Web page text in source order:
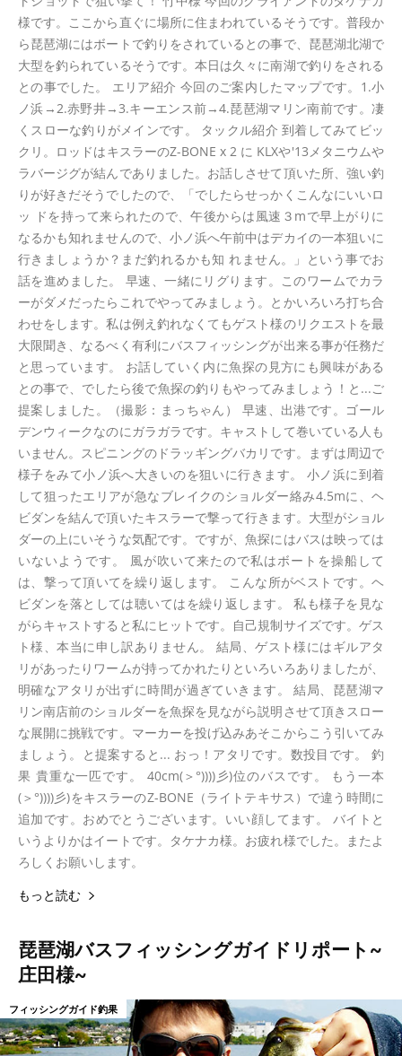
様です。ここから直ぐに場所に住まわれているそうです。普段か
ら琵琶湖にはボートで釣りをされているとの事で、琵琶湖北湖で
大型を釣られているそうです。本日は久々に南湖で釣りをされる
との事でした。 エリア紹介 今回のご案内したマップです。1.小
ノ浜→2.赤野井→3.キーエンス前→4.琵琶湖マリン南前です。凄
くスローな釣りがメインです。 タックル紹介 到着してみてビッ
クリ。ロッドはキスラーのZ-BONE x 2 に KLXや'13メタニウムや
ラバージグが結んでありました。お話しさせて頂いた所、強い釣
りが好きだそうでしたので、「でしたらせっかくこんなにいいロ
ッ ドを持って来られたので、午後からは風速３mで早上がりに
なるかも知れませんので、小ノ浜へ午前中はデカイの一本狙いに
行きましょうか？まだ釣れるかも知 れません。」という事でお
話を進めました。 早速、一緒にリグります。このワームでカラ
ーがダメだったらこれでやってみましょう。とかいろいろ打ち合
わせをします。私は例え釣れなくてもゲスト様のリクエストを最
大限聞き、なるべく有利にバスフィッシングが出来る事が任務だ
と思っています。 お話していく内に魚探の見方にも興味がある
との事で、でしたら後で魚探の釣りもやってみましょう！と...ご
提案しました。（撮影：まっちゃん） 早速、出港です。ゴール
デンウィークなのにガラガラです。キャストして巻いている人も
いません。スピニングのドラッギングバカリです。まずは周辺で
様子をみて小ノ浜へ大きいのを狙いに行きます。 小ノ浜に到着
して狙ったエリアが急なブレイクのショルダー絡み4.5mに、ヘ
ビダンを結んで頂いたキスラーで撃って行きます。大型がショル
ダーの上にいそうな気配です。ですが、魚探にはバスは映っては
いないようです。 風が吹いて来たので私はボートを操船して
は、撃って頂いてを繰り返します。 こんな所がベストです。ヘ
ビダンを落としては聴いてはを繰り返します。 私も様子を見な
がらキャストすると私にヒットです。自己規制サイズです。ゲス
ト様、本当に申し訳ありません。 結局、ゲスト様にはギルアタ
リがあったりワームが持ってかれたりといろいろありましたが、
明確なアタリが出ずに時間が過ぎていきます。 結局、琵琶湖マ
リン南店前のショルダーを魚探を見ながら説明させて頂きスロー
な展開に挑戦です。マーカーを投げ込みあそこからこう引いてみ
ましょう。と提案すると... おっ！アタリです。数投目です。 釣
果 貴重な一匹です。 40cm(＞°))))彡)位のバスです。 もう一本
(＞°))))彡)をキスラーのZ-BONE（ライトテキサス）で違う時間に
追加です。おめでとうございます。いい顔してます。 バイトと
いうよりかはイートです。タケナカ様。お疲れ様でした。またよ
ろしくお願いします。
もっと読む
琵琶湖バスフィッシングガイドリポート~
庄田様~
フィッシングガイド釣果